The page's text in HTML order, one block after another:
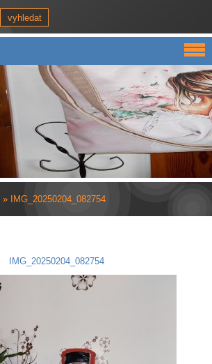
» IMG_20250204_082754
IMG_20250204_082754